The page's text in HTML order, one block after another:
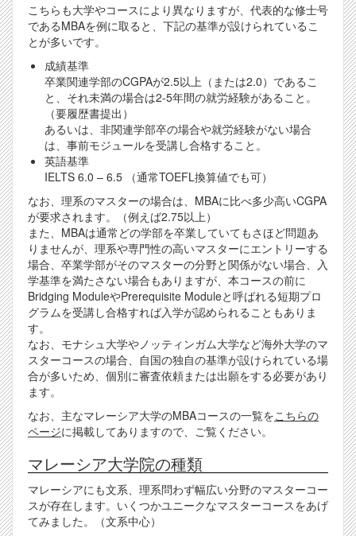
こちらも大学やコースにより異なりますが、代表的な修士号
であるMBAを例に取ると、下記の基準が設けられているこ
とが多いです。
成績基準
卒業関連学部のCGPAが2.5以上（または2.0）であるこ
と、それ未満の場合は2-5年間の就労経験があること。
（要履歴書提出）
あるいは、非関連学部卒の場合や就労経験がない場合
は、事前モジュールを受講し合格すること。
英語基準
IELTS 6.0 – 6.5 （通常TOEFL換算値でも可）
なお、理系のマスターの場合は、MBAに比べ多少高いCGPA
が要求されます。（例えば2.75以上）
また、MBAは通常どの学部を卒業していてもさほど問題あ
りませんが、理系や専門性の高いマスターにエントリーする
場合、卒業学部がそのマスターの分野と関係がない場合、入
学基準を満たさない場合もありますが、本コースの前に
Bridging ModuleやPrerequisite Moduleと呼ばれる短期プロ
グラムを受講し合格すれば入学が認められることもありま
す。
なお、モナシュ大学やノッティンガム大学など海外大学のマ
スターコースの場合、自国の独自の基準が設けられている場
合が多いため、個別に審査依頼または出願をする必要があり
ます。
なお、主なマレーシア大学のMBAコースの一覧をこちらの
ページに掲載してありますので、ご覧ください。
マレーシア大学院の種類
マレーシアにも文系、理系問わず幅広い分野のマスターコー
スが存在します。いくつかユニークなマスターコースをあげ
てみました。（文系中心）